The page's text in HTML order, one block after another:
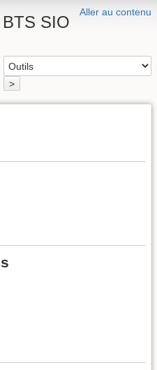
Aller au contenu
SIO
>